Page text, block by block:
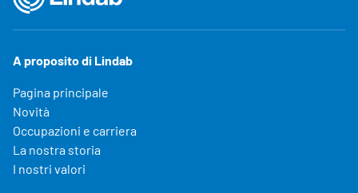
A proposito di Lindab
Pagina principale
Novità
Occupazioni e carriera
La nostra storia
I nostri valori